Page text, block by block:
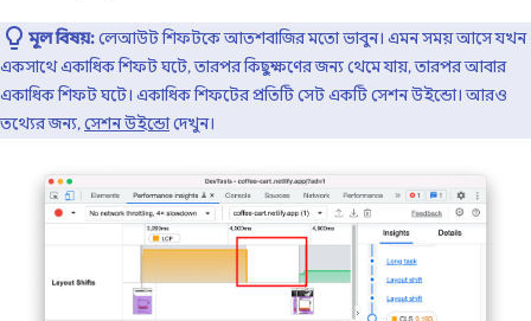
মূল বিষয়:লেআউট শিফটকে আতশবাজির মতো ভাবুন। এমন সময় আসে যখন
একসাথে একাধিক শিফট ঘটে, তারপর কিছুক্ষণের জন্য থেমে যায়, তারপর আবার
একাধিক শিফট ঘটে। একাধিক শিফটের প্রতিটি সেট একটি সেশন উইন্ডো। আরও
তথ্যের জন্য,সেশন উইন্ডোদেখুন।